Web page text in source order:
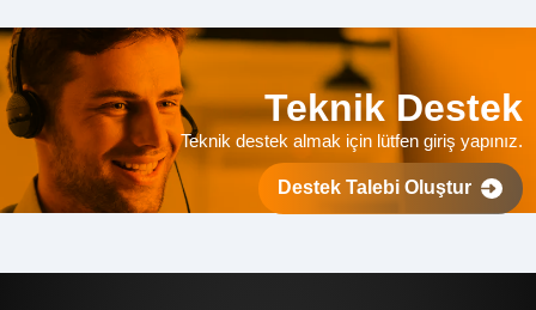
Teknik Destek
Teknik destek almak için lütfen giriş yapınız.
Destek Talebi Oluştur